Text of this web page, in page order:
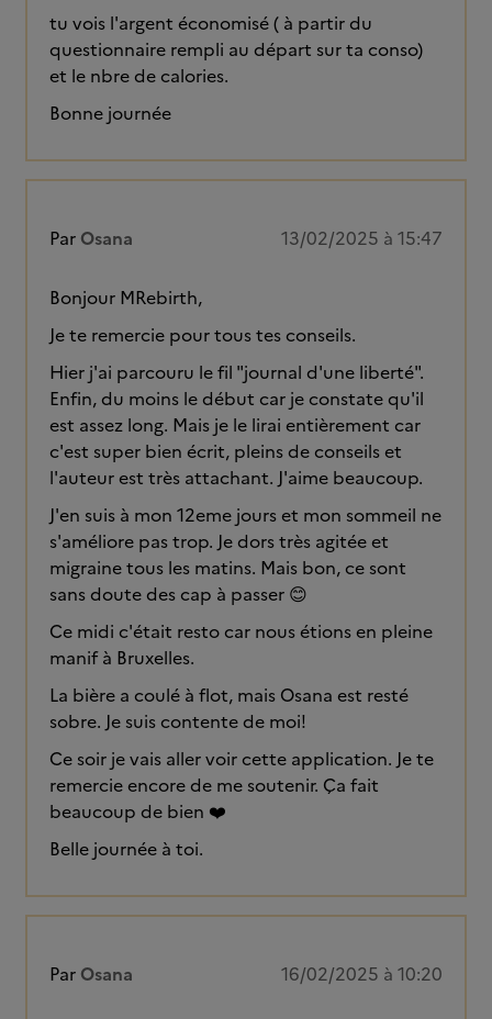
tu vois l'argent économisé ( à partir du
questionnaire rempli au départ sur ta conso)
et le nbre de calories.
Bonne journée
Par Osana 13/02/2025 à 15:47
Bonjour MRebirth,
Je te remercie pour tous tes conseils.
Hier j'ai parcouru le fil "journal d'une liberté".
Enfin, du moins le début car je constate qu'il
est assez long. Mais je le lirai entièrement car
c'est super bien écrit, pleins de conseils et
l'auteur est très attachant. J'aime beaucoup.
J'en suis à mon 12eme jours et mon sommeil ne
s'améliore pas trop. Je dors très agitée et
migraine tous les matins. Mais bon, ce sont
sans doute des cap à passer 😊
Ce midi c'était resto car nous étions en pleine
manif à Bruxelles.
La bière a coulé à flot, mais Osana est resté
sobre. Je suis contente de moi!
Ce soir je vais aller voir cette application. Je te
remercie encore de me soutenir. Ça fait
beaucoup de bien ❤️
Belle journée à toi.
Par Osana 16/02/2025 à 10:20